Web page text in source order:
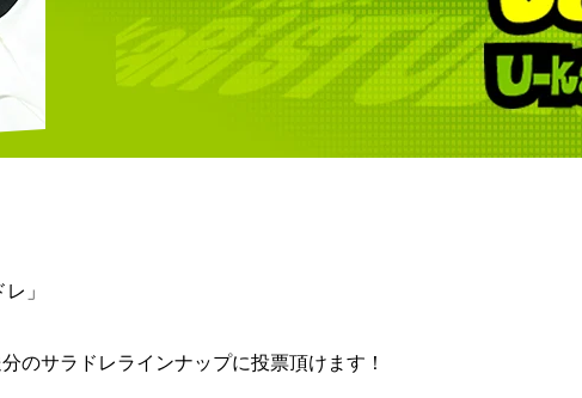
」
のサラドレラインナップに投票頂けます！